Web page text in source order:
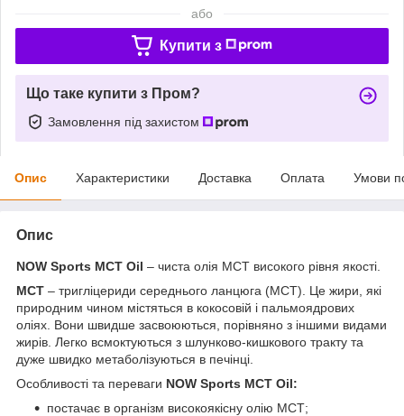
або
Купити з
Що таке купити з Пром?
Замовлення під захистом
Опис Характеристики Доставка Оплата Умови
Опис
NOW Sports MCT Oil – чиста олія МСТ високого рівня якості.
МСТ – тригліцериди середнього ланцюга (MCT). Це жири, які
природним чином містяться в кокосовій і пальмоядрових
оліях. Вони швидше засвоюються, порівняно з іншими видами
жирів. Легко всмоктуються з шлунково-кишкового тракту та
дуже швидко метаболізуються в печінці.
Особливості та переваги NOW Sports MCT Oil:
постачає в організм високоякісну олію МСТ;